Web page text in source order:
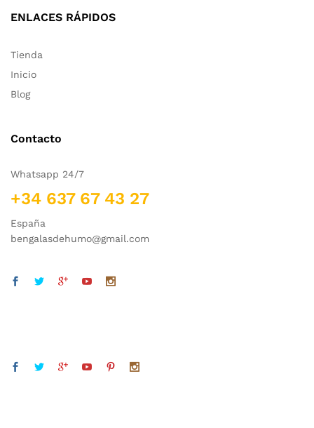
ENLACES RÁPIDOS
Tienda
Inicio
Blog
Contacto
Whatsapp 24/7
+34 637 67 43 27
España
bengalasdehumo@gmail.com